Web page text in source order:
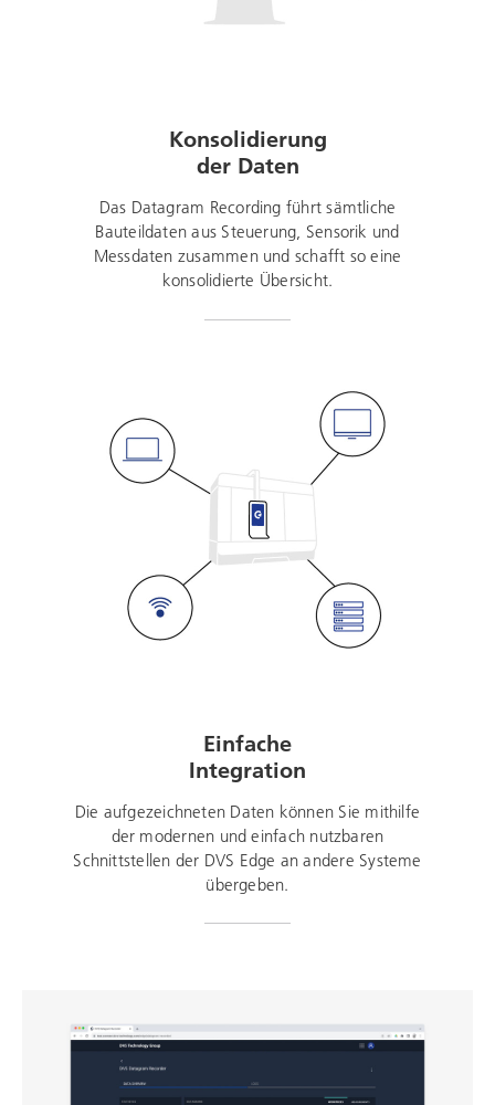
Konsolidierung
der Daten
Das Datagram Recording führt sämtliche
Bauteildaten aus Steuerung, Sensorik und
Messdaten zusammen und schafft so eine
konsolidierte Übersicht.
Einfache
Integration
Die aufgezeichneten Daten können Sie mithilfe
der modernen und einfach nutzbaren
Schnittstellen der DVS Edge an andere Systeme
übergeben.